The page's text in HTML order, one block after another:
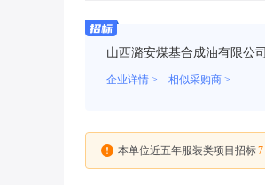
山西潞安煤基合成油有限公司
企业详情 > 相似采购商 >
本单位近五年服装类项目招标7